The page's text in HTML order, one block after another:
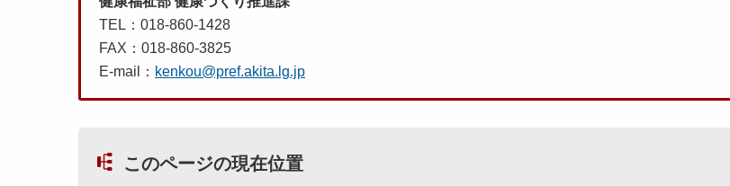
TEL：018-860-1428
FAX：018-860-3825
E-mail： kenkou@pref.akita.lg.jp
このページの現在位置